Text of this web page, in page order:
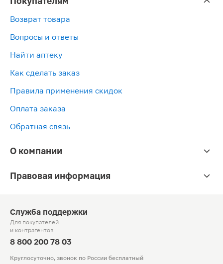
Возврат товара
Вопросы и ответы
Найти аптеку
Как сделать заказ
Правила применения скидок
Оплата заказа
Обратная связь
О компании
Правовая информация
Служба поддержки
Для покупателей
и контрагентов
8 800 200 78 03
Круглосуточно, звонок по России бесплатный